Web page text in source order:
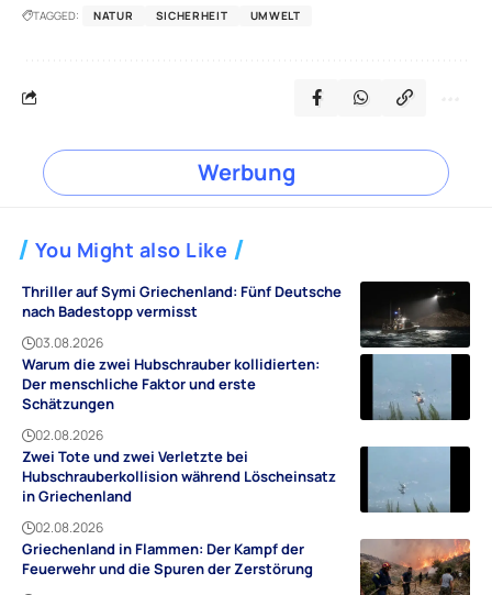
TAGGED: NATUR SICHERHEIT UMWELT
Werbung
You Might also Like
Thriller auf Symi Griechenland: Fünf Deutsche
nach Badestopp vermisst
03.08.2026
Warum die zwei Hubschrauber kollidierten:
Der menschliche Faktor und erste
Schätzungen
02.08.2026
Zwei Tote und zwei Verletzte bei
Hubschrauberkollision während Löscheinsatz
in Griechenland
02.08.2026
Griechenland in Flammen: Der Kampf der
Feuerwehr und die Spuren der Zerstörung